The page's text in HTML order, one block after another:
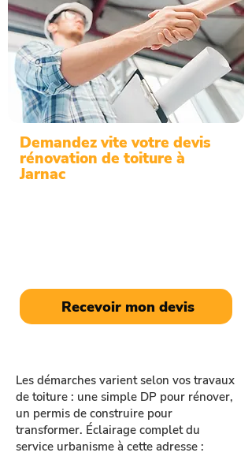
Demandez vite votre devis
rénovation de toiture à
Jarnac
Recevoir mon devis
Les démarches varient selon vos travaux
de toiture : une simple DP pour rénover,
un permis de construire pour
transformer. Éclairage complet du
service urbanisme à cette adresse :